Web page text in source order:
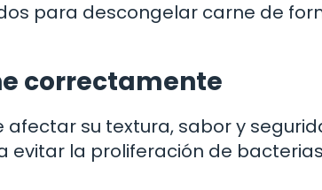
para descongelar carne de
correctamente
su textura, sabor y
evitar la proliferación de